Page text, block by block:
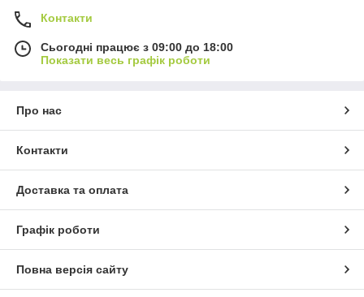
Контакти
Сьогодні працює з 09:00 до 18:00
Показати весь графік роботи
Про нас
Контакти
Доставка та оплата
Графік роботи
Повна версія сайту